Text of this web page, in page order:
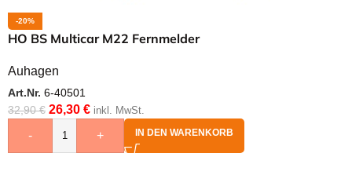
-20%
HO BS Multicar M22 Fernmelder
Auhagen
Art.Nr. 6-40501
32,90€ 26,30 € inkl. MwSt.
- + IN DEN WARENKORB